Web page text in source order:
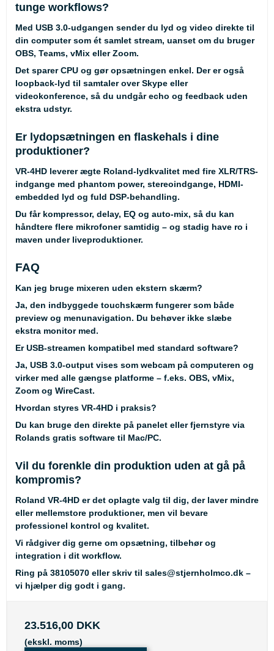
tunge workflows?
Med USB 3.0-udgangen sender du lyd og video direkte til
din computer som ét samlet stream, uanset om du bruger
OBS, Teams, vMix eller Zoom.
Det sparer CPU og gør opsætningen enkel. Der er også
loopback-lyd til samtaler over Skype eller
videokonference, så du undgår echo og feedback uden
ekstra udstyr.
Er lydopsætningen en flaskehals i dine
produktioner?
VR-4HD leverer ægte Roland-lydkvalitet med fire XLR/TRS-
indgange med phantom power, stereoindgange, HDMI-
embedded lyd og fuld DSP-behandling.
Du får kompressor, delay, EQ og auto-mix, så du kan
håndtere flere mikrofoner samtidig – og stadig have ro i
maven under liveproduktioner.
FAQ
Kan jeg bruge mixeren uden ekstern skærm?
Ja, den indbyggede touchskærm fungerer som både
preview og menunavigation. Du behøver ikke slæbe
ekstra monitor med.
Er USB-streamen kompatibel med standard software?
Ja, USB 3.0-output vises som webcam på computeren og
virker med alle gængse platforme – f.eks. OBS, vMix,
Zoom og WireCast.
Hvordan styres VR-4HD i praksis?
Du kan bruge den direkte på panelet eller fjernstyre via
Rolands gratis software til Mac/PC.
Vil du forenkle din produktion uden at gå på
kompromis?
Roland VR-4HD er det oplagte valg til dig, der laver mindre
eller mellemstore produktioner, men vil bevare
professionel kontrol og kvalitet.
Vi rådgiver dig gerne om opsætning, tilbehør og
integration i dit workflow.
Ring på 38105070 eller skriv til sales@stjernholmco.dk –
vi hjælper dig godt i gang.
23.516,00 DKK
(ekskl. moms)